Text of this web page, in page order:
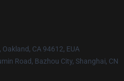
CA 94612, EUA
Road, Bazhou City, Shanghai, CN